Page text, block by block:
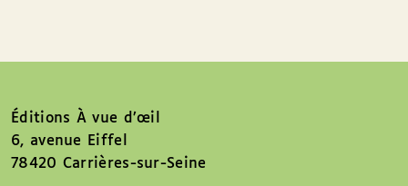
Éditions À vue d’œil
6, avenue Eiffel
78420 Carrières-sur-Seine